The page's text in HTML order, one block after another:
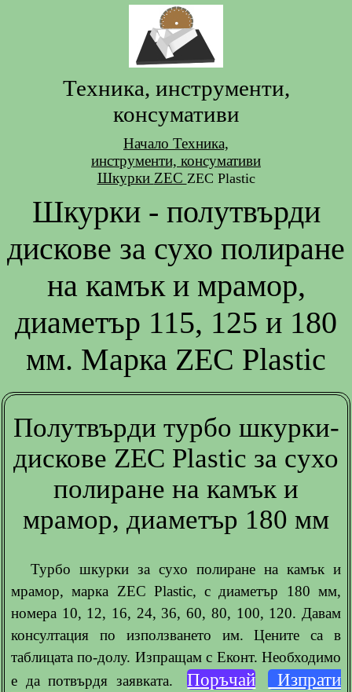
Техника, инструменти,
консумативи
Начало Техника,
инструменти, консумативи
Шкурки ZEC ZEC Plastic
Шкурки - полутвърди
дискове за сухо полиране
на камък и мрамор,
диаметър 115, 125 и 180
мм. Марка ZEC Plastic
Полутвърди турбо шкурки-
дискове ZEC Plastic за сухо
полиране на камък и
мрамор, диаметър 180 мм
Турбо шкурки за сухо полиране на камък и
мрамор, марка ZEC Plastic, с диаметър 180 мм,
номера 10, 12, 16, 24, 36, 60, 80, 100, 120. Давам
консултация по използването им. Цените са в
таблицата по-долу. Изпращам с Еконт. Необходимо
е да потвърдя заявката.
Поръчай
Изпрати